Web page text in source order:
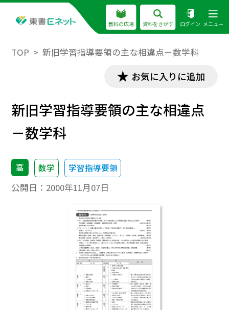
教科の広場 資料をさがす ログイン メニュー
TOP 新旧学習指導要領の主な相違点－数学科
お気に入りに追加
新旧学習指導要領の主な相違点
－数学科
高 数学 学習指導要領
公開日： 2000年11月07日